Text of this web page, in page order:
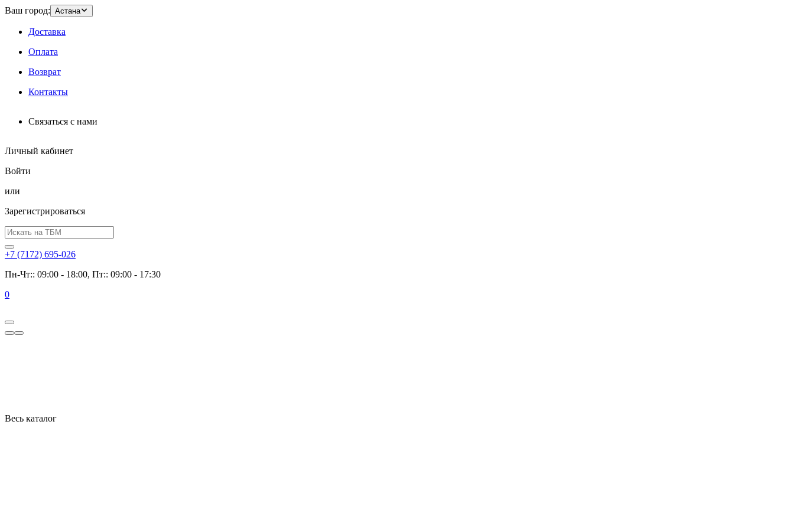
Ваш город: Астана
Доставка
Оплата
Возврат
Контакты
Связаться с нами
Личный кабинет
Войти
или
Зарегистрироваться
+7 (7172) 695-026
Пн-Чт:: 09:00 - 18:00, Пт:: 09:00 - 17:30
0
Весь каталог